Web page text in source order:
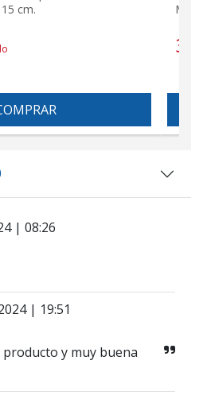
cm.
| 08:26
| 19:51
producto y muy buena